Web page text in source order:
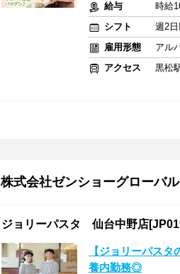
給与
時給
シフト
週2
雇用形態
アル
アクセス
黒松
株式会社ゼンショーグローバ
ジョリーパスタ 仙台中野店
【ジョリーパス
養内勤務◎